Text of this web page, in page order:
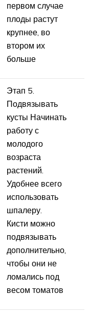
первом случае
плоды растут
крупнее, во
втором их
больше
Этап 5.
Подвязывать
кусты Начинать
работу с
молодого
возраста
растений.
Удобнее всего
использовать
шпалеру.
Кисти можно
подвязывать
дополнительно,
чтобы они не
ломались под
весом томатов